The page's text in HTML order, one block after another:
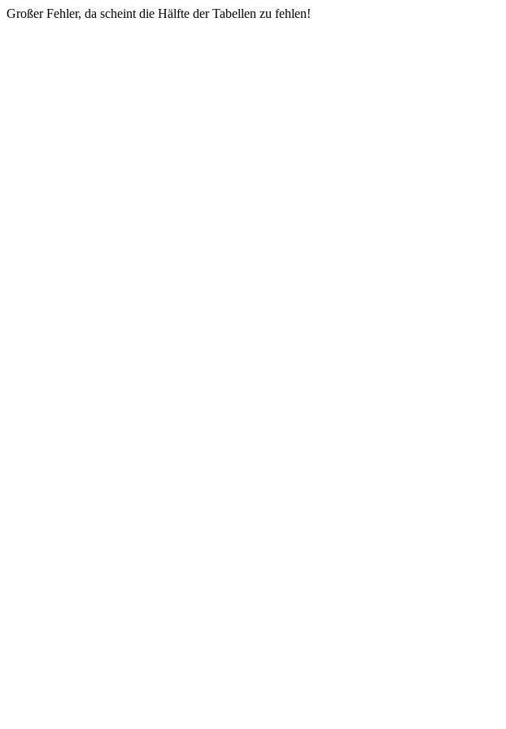
Großer Fehler, da scheint die Hälfte der Tabellen zu fehlen!